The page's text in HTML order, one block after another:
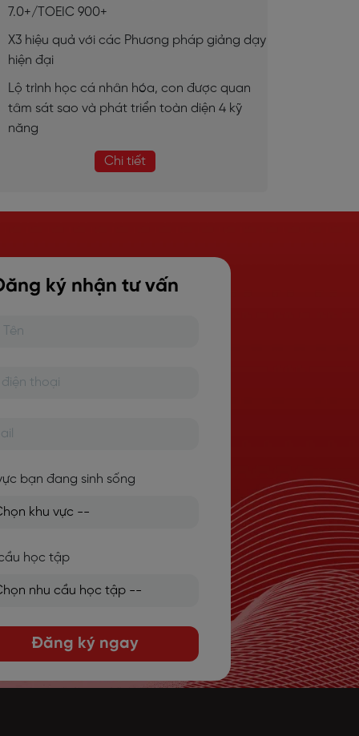
7.0+/TOEIC 900+
X3 hiệu quả với các Phương pháp giảng dạy
hiện đại
Lộ trình học cá nhân hóa, con được quan
tâm sát sao và phát triển toàn diện 4 kỹ
năng
Chi tiết
ký nhận tư vấn
bạn đang sinh sống
học tập
Đăng ký ngay